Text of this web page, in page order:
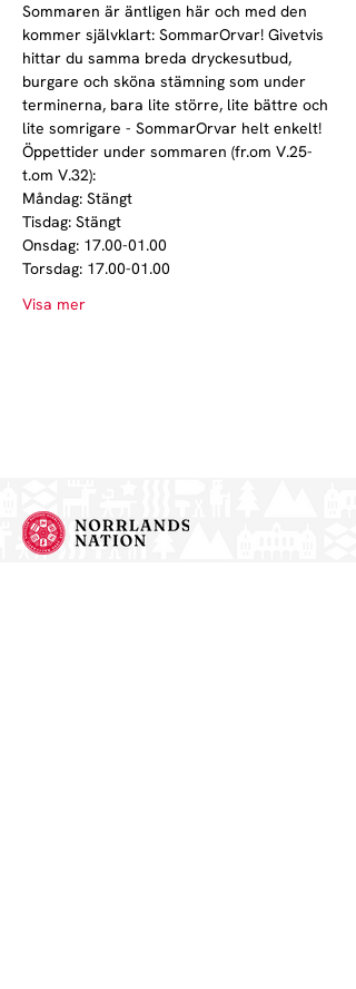
Sommaren är äntligen här och med den
kommer självklart: SommarOrvar! Givetvis
hittar du samma breda dryckesutbud,
burgare och sköna stämning som under
terminerna, bara lite större, lite bättre och
lite somrigare - SommarOrvar helt enkelt!
Öppettider under sommaren (fr.om V.25-
t.om V.32):
Måndag: Stängt
Tisdag: Stängt
Onsdag: 17.00-01.00
Torsdag: 17.00-01.00
Visa mer